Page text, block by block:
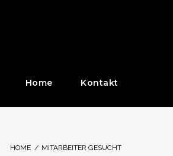
Home Kontakt
HOME / MITARBEITER GESUCHT